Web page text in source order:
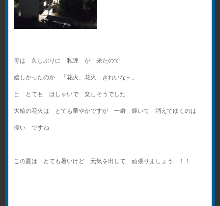
母は 久しぶりに 私達 が 来たので
嬉しかったのか 「花火、花火 きれいな～」
と とても はしゃいで 楽しそうでした
大輪の花火は とても華やかですが 一瞬 輝いて 消えてゆくのは
儚い ですね
この夏は とても暑いけど 元気を出して 頑張りましょう ！！